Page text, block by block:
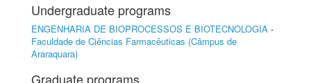
Undergraduate programs
ENGENHARIA DE BIOPROCESSOS E BIOTECNOLOGIA -
Faculdade de Ciências Farmacêuticas (Câmpus de
Araraquara)
Graduate programs